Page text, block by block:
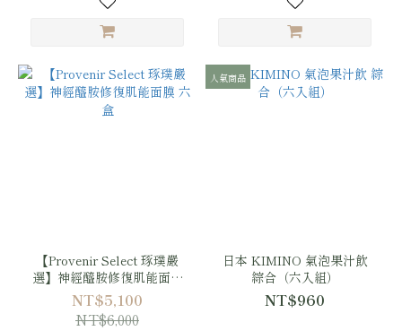
【Provenir Select 琢璞嚴
選】神經醯胺修復肌能面膜
六盒
NT$5,100
NT$6,000
人氣商品
日本 KIMINO 氣泡果汁飲
綜合（六入組）
NT$960